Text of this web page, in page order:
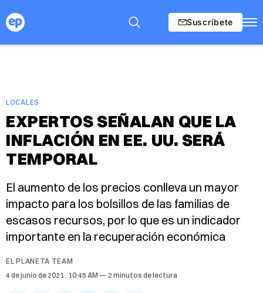
Suscríbete
LOCALES
EXPERTOS SEÑALAN QUE LA
INFLACIÓN EN EE. UU. SERÁ
TEMPORAL
El aumento de los precios conlleva un mayor
impacto para los bolsillos de las familias de
escasos recursos, por lo que es un indicador
importante en la recuperación económica
EL PLANETA TEAM
4 de junio de 2021 . 10:45 AM 2 minutos de lectura